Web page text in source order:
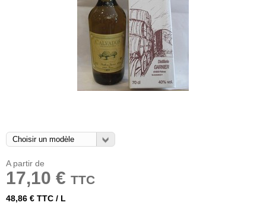
A partir de
17,10 € TTC
48,86 € TTC / L